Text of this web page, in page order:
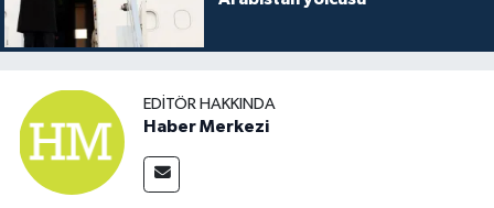
EDITÖR HAKKINDA
Haber Merkezi